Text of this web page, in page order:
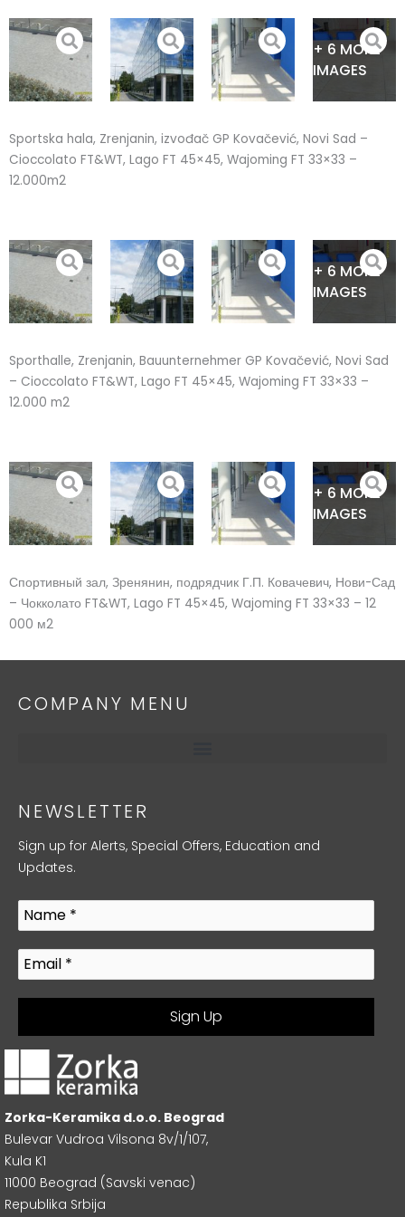
to
+ 6 MORE
IMAGES
Sportska hala, Zrenjanin, izvođač GP Kovačević, Novi Sad –
Cioccolato FT&WT, Lago FT 45×45, Wajoming FT 33×33 –
12.000m2
+ 6 MORE
IMAGES
Sporthalle, Zrenjanin, Bauunternehmer GP Kovačević, Novi Sad
– Cioccolato FT&WT, Lago FT 45×45, Wajoming FT 33×33 –
12.000 m2
+ 6 MORE
IMAGES
Спортивный зал, Зренянин, подрядчик Г.П. Ковачевич, Нови-Сад
– Чокколато FT&WT, Lago FT 45×45, Wajoming FT 33×33 – 12
000 м2
COMPANY MENU
NEWSLETTER
Sign up for Alerts, Special Offers, Education and
Updates.
Zorka-Keramika d.o.o. Beograd
Bulevar Vudroa Vilsona 8v/1/107,
Kula K1
11000 Beograd (Savski venac)
Republika Srbija